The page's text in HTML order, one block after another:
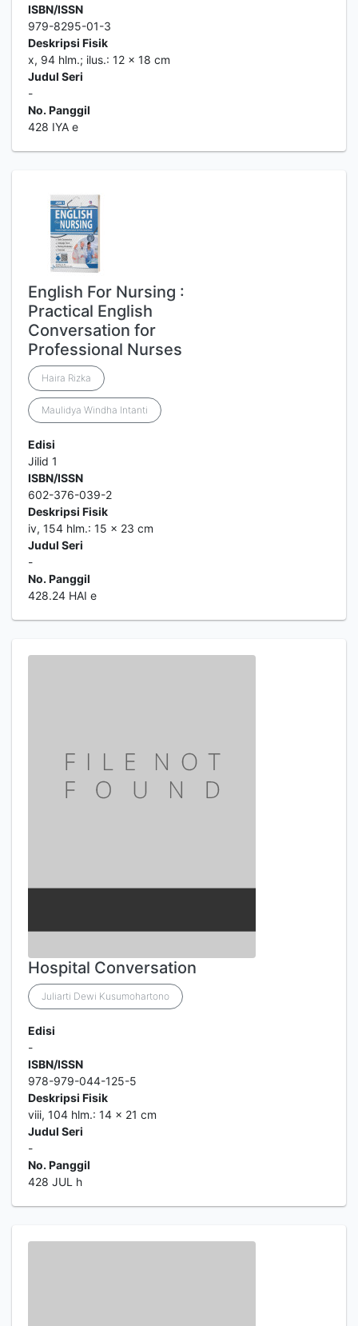
ISBN/ISSN
979-8295-01-3
Deskripsi Fisik
x, 94 hlm.; ilus.: 12 x 18 cm
Judul Seri
-
No. Panggil
428 IYA e
English For Nursing :
Practical English
Conversation for
Professional Nurses
Haira Rizka
Maulidya Windha Intanti
Edisi
Jilid 1
ISBN/ISSN
602-376-039-2
Deskripsi Fisik
iv, 154 hlm.: 15 x 23 cm
Judul Seri
-
No. Panggil
428.24 HAI e
Hospital Conversation
Juliarti Dewi Kusumohartono
Edisi
-
ISBN/ISSN
978-979-044-125-5
Deskripsi Fisik
viii, 104 hlm.: 14 x 21 cm
Judul Seri
-
No. Panggil
428 JUL h